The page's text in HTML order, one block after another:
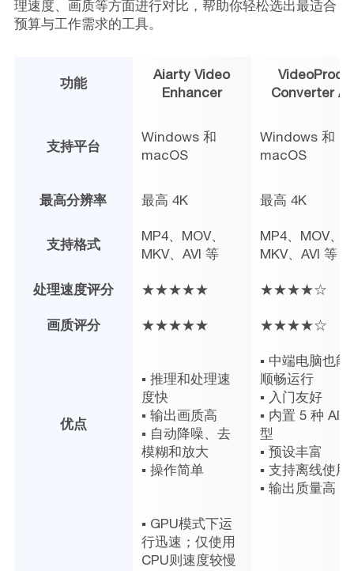
理速度、画质等方面进行对比，帮助你轻松选出最适合
预算与工作需求的工具。
功能
Aiarty Video
Enhancer
VideoProc
Converter AI
支持平台
Windows 和
macOS
Windows 和
macOS
最高分辨率 最高 4K 最高 4K
支持格式
MP4、MOV、
MKV、AVI 等
MP4、MOV、
MKV、AVI 等
处理速度评分 ★★★★★ ★★★★☆
画质评分 ★★★★★ ★★★★☆
优点
▪ 推理和处理速
度快
▪ 输出画质高
▪ 自动降噪、去
模糊和放大
▪ 操作简单
▪ 中端电脑也能
顺畅运行
▪ 入门友好
▪ 内置 5 种 AI
型
▪ 预设丰富
▪ 支持离线使用
▪ 输出质量高
▪ GPU模式下运
行迅速；仅使用
CPU则速度较慢